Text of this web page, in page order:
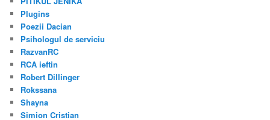
Plugins
Poezii Dacian
Psihologul de serviciu
RazvanRC
RCA ieftin
Robert Dillinger
Rokssana
Shayna
Simion Cristian